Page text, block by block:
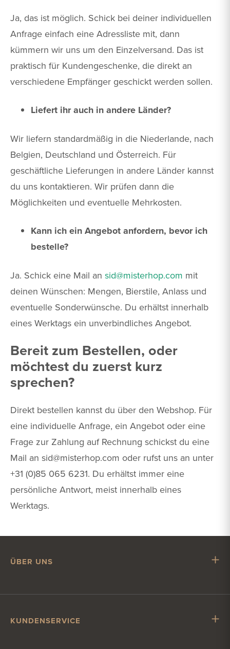
Ja, das ist möglich. Schick bei deiner individuellen
Anfrage einfach eine Adressliste mit, dann
kümmern wir uns um den Einzelversand. Das ist
praktisch für Kundengeschenke, die direkt an
verschiedene Empfänger geschickt werden sollen.
Liefert ihr auch in andere Länder?
Wir liefern standardmäßig in die Niederlande, nach
Belgien, Deutschland und Österreich. Für
geschäftliche Lieferungen in andere Länder kannst
du uns kontaktieren. Wir prüfen dann die
Möglichkeiten und eventuelle Mehrkosten.
Kann ich ein Angebot anfordern, bevor ich
bestelle?
Ja. Schick eine Mail an sid@misterhop.com mit
deinen Wünschen: Mengen, Bierstile, Anlass und
eventuelle Sonderwünsche. Du erhältst innerhalb
eines Werktags ein unverbindliches Angebot.
Bereit zum Bestellen, oder
möchtest du zuerst kurz
sprechen?
Direkt bestellen kannst du über den Webshop. Für
eine individuelle Anfrage, ein Angebot oder eine
Frage zur Zahlung auf Rechnung schickst du eine
Mail an sid@misterhop.com oder rufst uns an unter
+31 (0)85 065 6231. Du erhältst immer eine
persönliche Antwort, meist innerhalb eines
Werktags.
ÜBER UNS
Stellenangebote
KUNDENSERVICE